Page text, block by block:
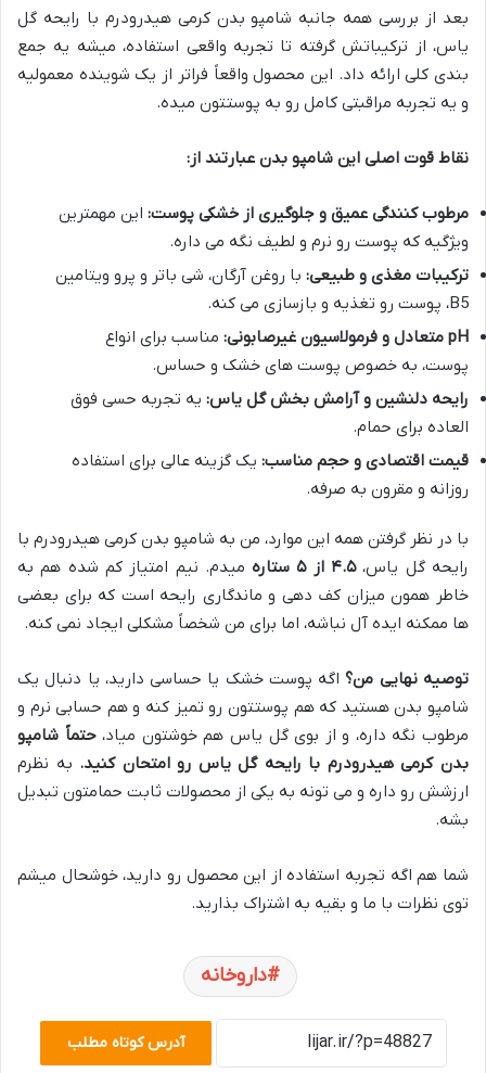
بعد از بررسی همه جانبه شامپو بدن کرمی هیدرودرم با رایحه گل
یاس، از ترکیباتش گرفته تا تجربه واقعی استفاده، میشه یه جمع
بندی کلی ارائه داد. این محصول واقعاً فراتر از یک شوینده معمولیه
و یه تجربه مراقبتی کامل رو به پوستتون میده.
نقاط قوت اصلی این شامپو بدن عبارتند از:
مرطوب کنندگی عمیق و جلوگیری از خشکی پوست: این مهمترین
ویژگیه که پوست رو نرم و لطیف نگه می داره.
ترکیبات مغذی و طبیعی: با روغن آرگان، شی باتر و پرو ویتامین
B5، پوست رو تغذیه و بازسازی می کنه.
pH متعادل و فرمولاسیون غیرصابونی:
مناسب برای انواع
پوست، به خصوص پوست های خشک و حساس.
رایحه دلنشین و آرامش بخش گل یاس: یه تجربه حسی فوق
العاده برای حمام.
قیمت اقتصادی و حجم مناسب: یک گزینه عالی برای استفاده
روزانه و مقرون به صرفه.
با در نظر گرفتن همه این موارد، من به شامپو بدن کرمی هیدرودرم با
رایحه گل یاس،۴.۵ از ۵ ستاره
میدم. نیم امتیاز کم شده هم به
خاطر همون میزان کف دهی و ماندگاری رایحه است که برای بعضی
ها ممکنه ایده آل نباشه، اما برای من شخصاً مشکلی ایجاد نمی کنه.
توصیه نهایی من؟اگه پوست خشک یا حساسی دارید، یا دنبال یک
شامپو بدن هستید که هم پوستتون رو تمیز کنه و هم حسابی نرم و
مرطوب نگه داره، و از بوی گل یاس هم خوشتون میاد،حتماً شامپو
بدن کرمی هیدرودرم با رایحه گل یاس رو امتحان کنید. به نظرم
ارزشش رو داره و می تونه به یکی از محصولات ثابت حمامتون تبدیل
بشه.
شما هم اگه تجربه استفاده از این محصول رو دارید، خوشحال میشم
توی نظرات با ما و بقیه به اشتراک بذارید.
داروخانه
آدرس کوتاه مطلب